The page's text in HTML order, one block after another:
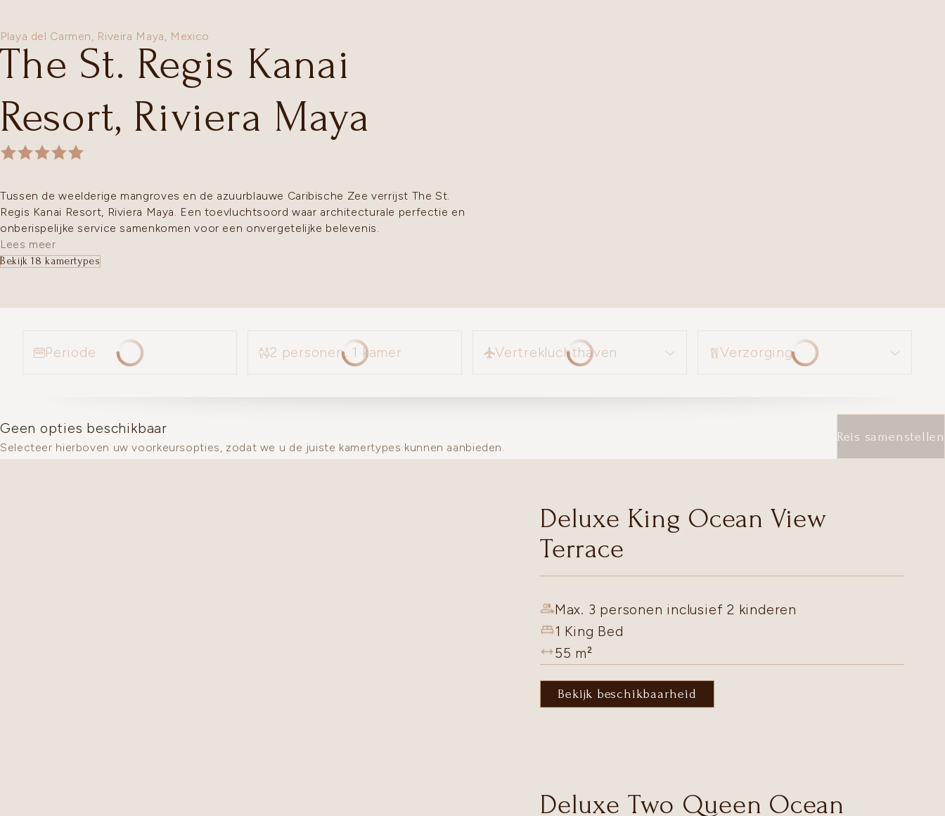
Playa del Carmen, Riveira Maya, Mexico
The St. Regis Kanai
Resort, Riviera Maya
Tussen de weelderige mangroves en de azuurblauwe Caribische Zee verrijst The St.
Regis Kanai Resort, Riviera Maya. Een toevluchtsoord waar architecturale perfectie en
onberispelijke service samenkomen voor een onvergetelijke belevenis.
Lees meer
Bekijk 18 kamertypes
Periode 2 personen, 1 kamer
Vertrekluchthaven
Vertrekluchthaven
Verzorging
Geen opties beschikbaar
Selecteer hierboven uw voorkeursopties, zodat we u de juiste kamertypes kunnen aanbieden.
Reis samenstellen
Deluxe King Ocean View
Terrace
Max. 3 personen inclusief 2 kinderen
1 King Bed
55 m²
Bekijk beschikbaarheid
Deluxe Two Queen Ocean